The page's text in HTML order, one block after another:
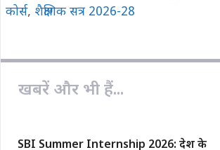
p
n
कोर्स, शैक्षणिक सत्र 2026-28
खबरें और भी हैं...
SBI Summer Internship 2026: देश के